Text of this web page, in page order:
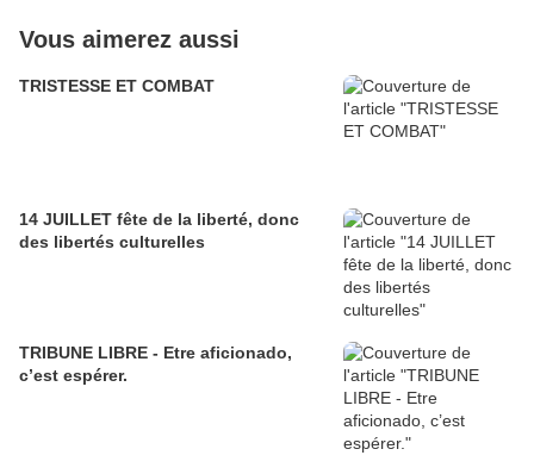
Vous aimerez aussi
TRISTESSE ET COMBAT
14 JUILLET fête de la liberté, donc
des libertés culturelles
TRIBUNE LIBRE - Etre aficionado,
c’est espérer.